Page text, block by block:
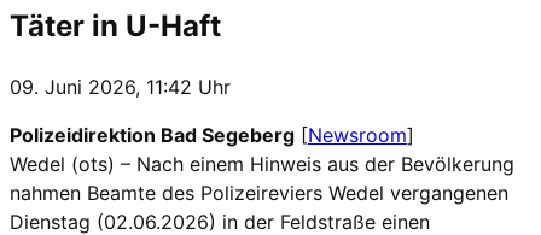
Täter in U-Haft
09. Juni 2026, 11:42 Uhr
Polizeidirektion Bad Segeberg [Newsroom]
Wedel (ots) – Nach einem Hinweis aus der Bevölkerung
nahmen Beamte des Polizeireviers Wedel vergangenen
Dienstag (02.06.2026) in der Feldstraße einen